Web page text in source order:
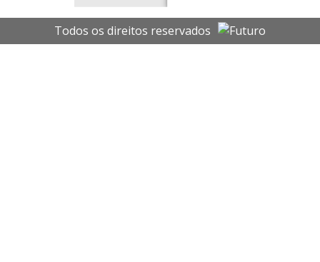
Todos os direitos reservados